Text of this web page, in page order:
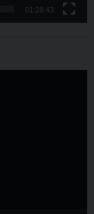
01:28:43